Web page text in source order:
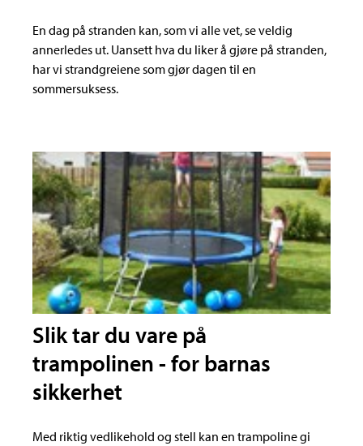
En dag på stranden kan, som vi alle vet, se veldig
annerledes ut. Uansett hva du liker å gjøre på stranden,
har vi strandgreiene som gjør dagen til en
sommersuksess.
Slik tar du vare på
trampolinen - for barnas
sikkerhet
Med riktig vedlikehold og stell kan en trampoline gi